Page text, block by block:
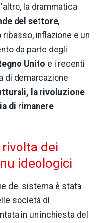
la drammatica
del settore,
inflazione e un
da parte degli
Unito e i recenti
di demarcazione
la rivoluzione
di rimanere
dei
ideologici
del sistema è stata
società di
in un'inchiesta del